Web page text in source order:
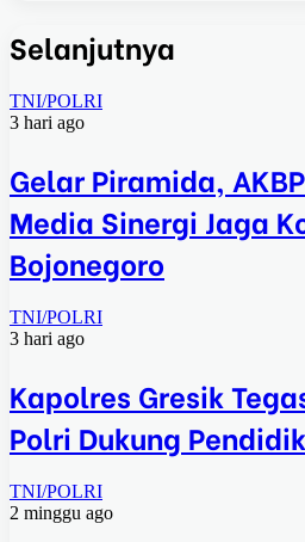
Selanjutnya
TNI/POLRI
3 hari ago
Gelar Piramida,
Media Sinergi Jaga
Bojonegoro
TNI/POLRI
3 hari ago
Kapolres Gresik
Polri Dukung
TNI/POLRI
2 minggu ago